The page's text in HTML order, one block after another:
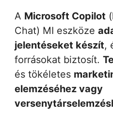
A Microsoft Copilot
Chat) MI eszköze
jelentéseket készít,
forrásokat biztosít.
és tökéletes
elemzéséhez vagy